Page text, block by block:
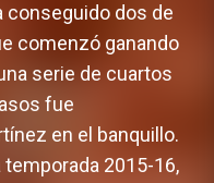
conseguido dos de
comenzó ganando
serie de cuartos
fue
en el banquillo.
temporada 2015-16,